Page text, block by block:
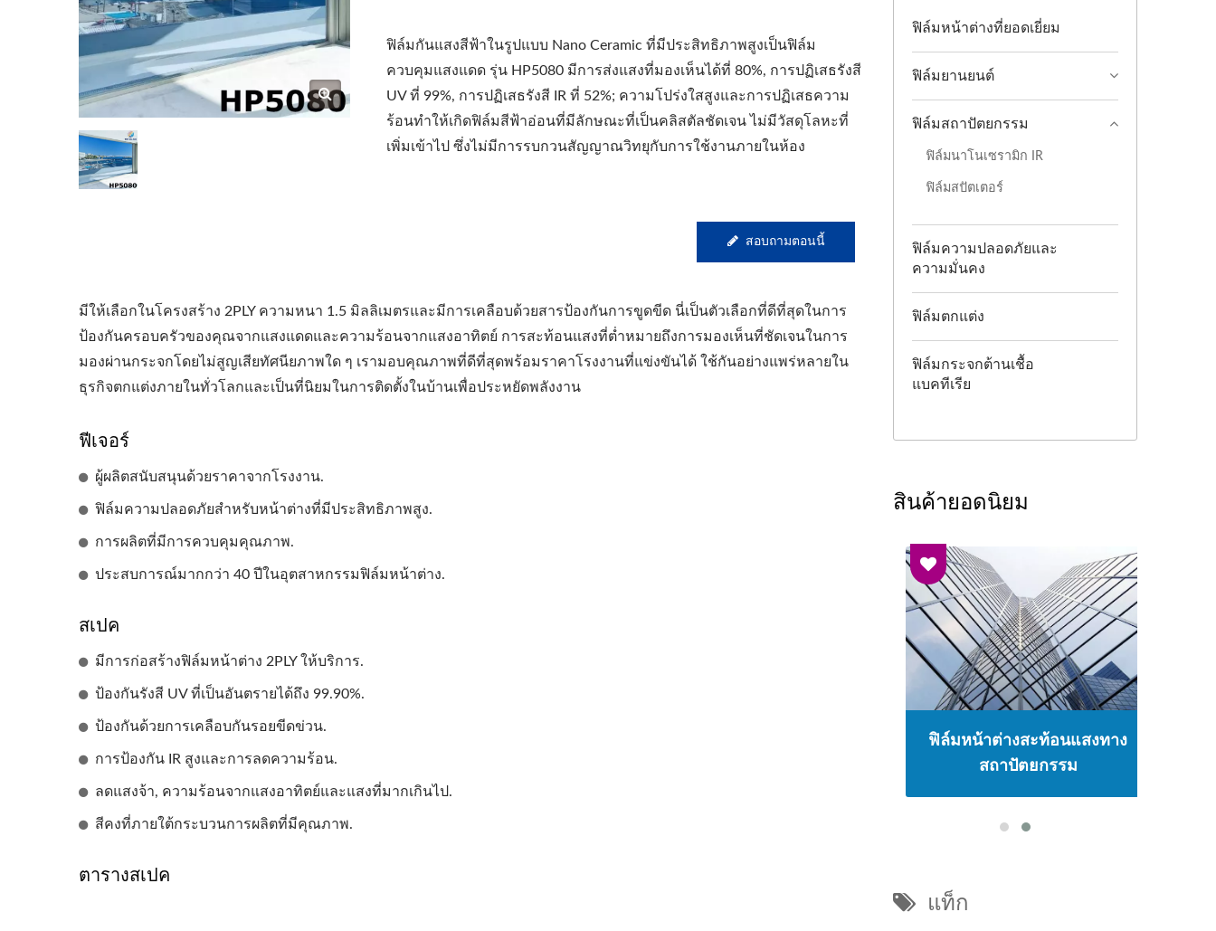
ฟิล์มกันแสงสีฟ้าในรูปแบบ Nano Ceramic ที่มีประสิทธิภาพสูงเป็นฟิล์ม
ควบคุมแสงแดด รุ่น HP5080 มีการส่งแสงที่มองเห็นได้ที่ 80%, การปฏิเสธรังสี
UV ที่ 99%, การปฏิเสธรังสี IR ที่ 52%; ความโปร่งใสสูงและการปฏิเสธความ
ร้อนทำให้เกิดฟิล์มสีฟ้าอ่อนที่มีลักษณะที่เป็นคลิสตัลชัดเจน ไม่มีวัสดุโลหะที่
เพิ่มเข้าไป ซึ่งไม่มีการรบกวนสัญญาณวิทยุกับการใช้งานภายในห้อง
สอบถามตอนนี้
มีให้เลือกในโครงสร้าง 2PLY ความหนา 1.5 มิลลิเมตรและมีการเคลือบด้วยสารป้องกันการขูดขีด นี่เป็นตัวเลือกที่ดีที่สุดในการ
ป้องกันครอบครัวของคุณจากแสงแดดและความร้อนจากแสงอาทิตย์ การสะท้อนแสงที่ต่ำหมายถึงการมองเห็นที่ชัดเจนในการ
มองผ่านกระจกโดยไม่สูญเสียทัศนียภาพใด ๆ เรามอบคุณภาพที่ดีที่สุดพร้อมราคาโรงงานที่แข่งขันได้ ใช้กันอย่างแพร่หลายใน
ธุรกิจตกแต่งภายในทั่วโลกและเป็นที่นิยมในการติดตั้งในบ้านเพื่อประหยัดพลังงาน
ฟีเจอร์
ผู้ผลิตสนับสนุนด้วยราคาจากโรงงาน.
ฟิล์มความปลอดภัยสำหรับหน้าต่างที่มีประสิทธิภาพสูง.
การผลิตที่มีการควบคุมคุณภาพ.
ประสบการณ์มากกว่า 40 ปีในอุตสาหกรรมฟิล์มหน้าต่าง.
สเปค
มีการก่อสร้างฟิล์มหน้าต่าง 2PLY ให้บริการ.
ป้องกันรังสี UV ที่เป็นอันตรายได้ถึง 99.90%.
ป้องกันด้วยการเคลือบกันรอยขีดข่วน.
การป้องกัน IR สูงและการลดความร้อน.
ลดแสงจ้า, ความร้อนจากแสงอาทิตย์และแสงที่มากเกินไป.
สีคงที่ภายใต้กระบวนการผลิตที่มีคุณภาพ.
ตารางสเปค
ฟิล์มหน้าต่างที่ยอดเยี่ยม
ฟิล์มยานยนต์
ฟิล์มสถาปัตยกรรม
ฟิล์มนาโนเซรามิก IR
ฟิล์มสปัตเตอร์
ฟิล์มความปลอดภัยและ
ความมั่นคง
ฟิล์มตกแต่ง
ฟิล์มกระจกต้านเชื้อ
แบคทีเรีย
สินค้ายอดนิยม
ปลอดภัยและความมั่นคง
ฟิล์มหน้าต่างสะท้อนแสงทาง
สถาปัตยกรรม
แท็ก